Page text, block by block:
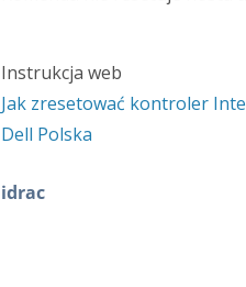
Instrukcja web
Jak zresetować kontroler
Dell Polska
idrac